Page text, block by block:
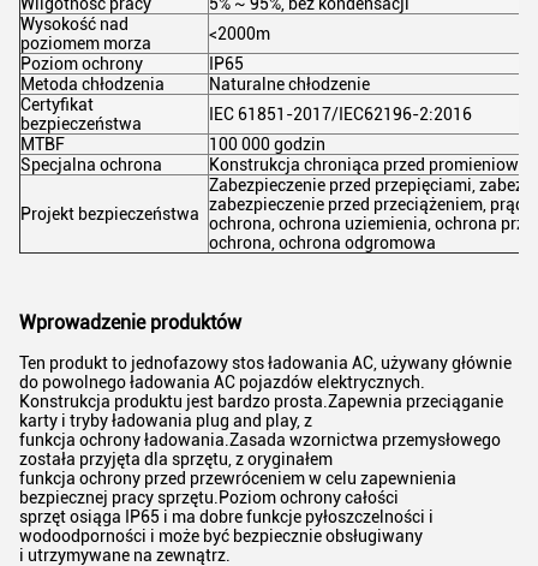
Wysokość nad
poziomem morza
<2000m
Poziom ochrony
IP65
Metoda chłodzenia
Naturalne chłodzenie
Certyfikat
bezpieczeństwa
IEC 61851-2017/IEC62196-2:2016
MTBF
100 000 godzin
Specjalna ochrona
Konstrukcja chroniąca przed
Projekt bezpieczeństwa
Zabezpieczenie przed przepięciami,
zabezpieczenie przed przeciążeniem, prąd
ochrona, ochrona uziemienia, ochrona
ochrona, ochrona odgromowa
Wprowadzenie produktów
Ten produkt to jednofazowy stos ładowania AC, używany głównie
do powolnego ładowania AC pojazdów elektrycznych.
Konstrukcja produktu jest bardzo prosta.Zapewnia przeciąganie
karty i tryby ładowania plug and play, z
funkcja ochrony ładowania.Zasada wzornictwa przemysłowego
została przyjęta dla sprzętu, z oryginałem
funkcja ochrony przed przewróceniem w celu zapewnienia
bezpiecznej pracy sprzętu.Poziom ochrony całości
sprzęt osiąga IP65 i ma dobre funkcje pyłoszczelności i
wodoodporności i może być bezpiecznie obsługiwany
i utrzymywane na zewnątrz.